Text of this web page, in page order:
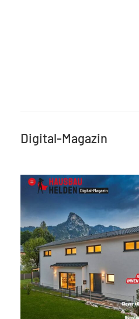
Digital-Magazin